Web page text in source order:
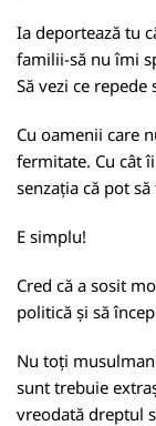
Ia deportează tu
familii-să nu îmi
Să vezi ce
Cu oamenii care
fermitate. Cu cât
senzația că pot să
E simplu!
Cred că a sosit
politică și să
Nu toți
sunt trebuie
vreodată dreptul